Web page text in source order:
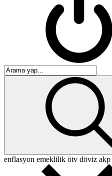
enflasyon emeklilik ötv döviz akp